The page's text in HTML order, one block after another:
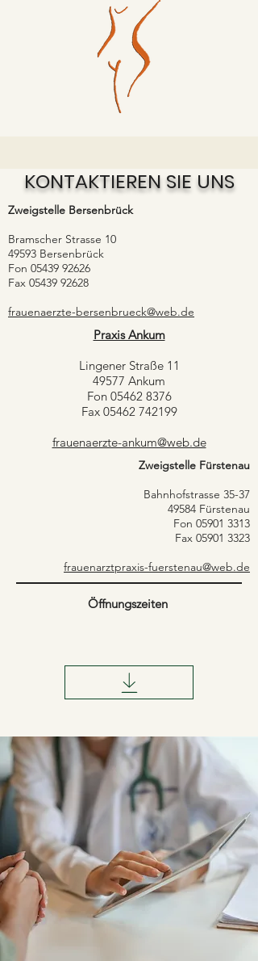
KONTAKTIEREN SIE UNS
Zweigstelle Bersenbrück
Bramscher Strasse 10
49593 Bersenbrück
Fon 05439 92626
Fax 05439 92628
frauenaerzte-bersenbrueck@web.de
Praxis Ankum
Lingener Straße 11
49577 Ankum
Fon 05462 8376
Fax 05462 742199
frauenaerzte-ankum@web.de
Zweigstelle Fürstenau
Bahnhofstrasse 35-37
49584 Fürstenau
Fon 05901 3313
Fax 05901 3323
frauenarztpraxis-fuerstenau@web.de
Öffnungszeiten